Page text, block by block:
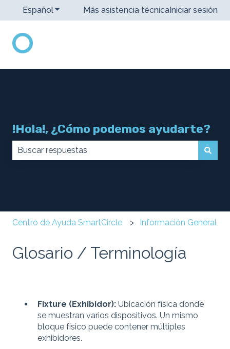
EspañolTraducciones de Mostrar submenú de
Más asistencia técnicaIniciar sesión
!Hola!, ¿Cómo podemos ayudarte?
Centro de Ayuda SmartCircle Información General
Glosario / Terminología
Fixture (Exhibidor): Ubicación física donde
se muestran varios dispositivos. Un mismo
bloque físico puede contener múltiples
exhibidores.